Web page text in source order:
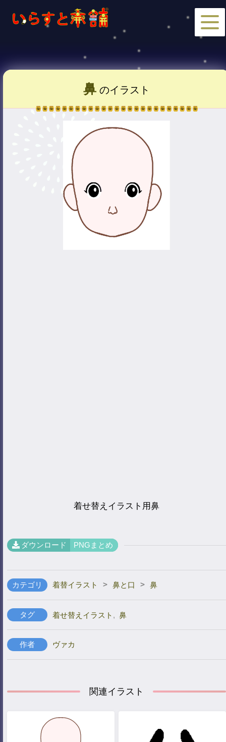
鼻 のイラスト
着せ替えイラスト用鼻
ダウンロード PNGまとめ
カテゴリ 着替イラスト > 鼻と口 > 鼻
タグ 着せ替えイラスト , 鼻
作者 ヴァカ
関連イラスト